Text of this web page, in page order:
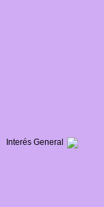
Interés General